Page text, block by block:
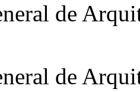
de
de